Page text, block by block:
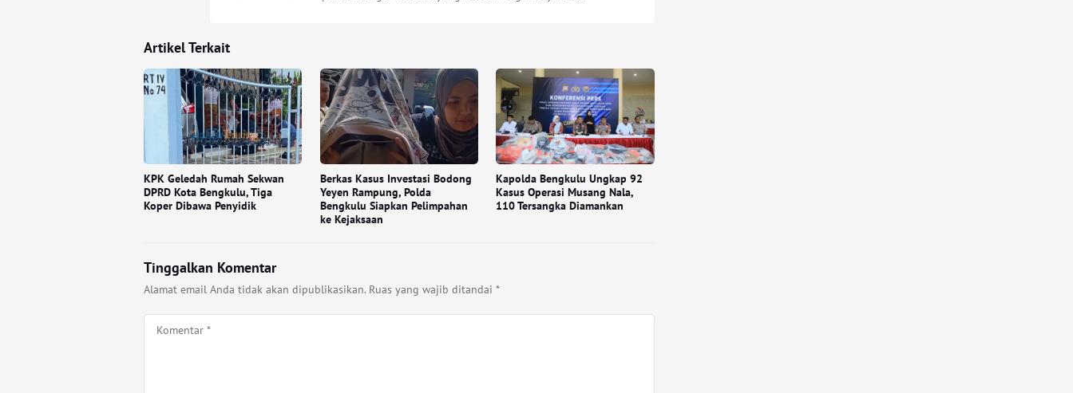
Artikel Terkait
KPK Geledah Rumah Sekwan
DPRD Kota Bengkulu, Tiga
Koper Dibawa Penyidik
Berkas Kasus Investasi Bodong
Yeyen Rampung, Polda
Bengkulu Siapkan Pelimpahan
ke Kejaksaan
Kapolda Bengkulu Ungkap 92
Kasus Operasi Musang Nala,
110 Tersangka Diamankan
Tinggalkan Komentar
Alamat email Anda tidak akan dipublikasikan. Ruas yang wajib ditandai *